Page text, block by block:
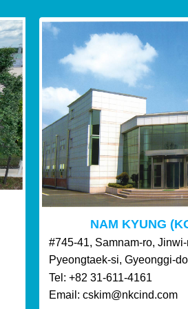
NAM KYUNG
#745-41, Samnam-ro,
Pyeongtaek-si, Gyeonggi-
Tel: +82 31-611-4161
Email: cskim@nkcind.com